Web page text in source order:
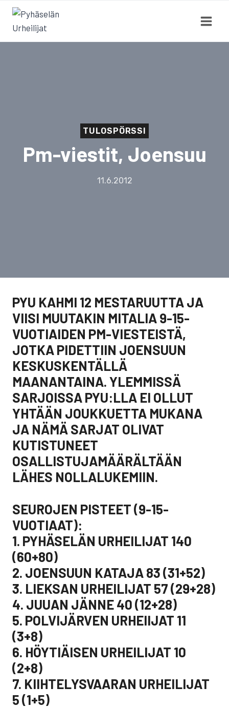
Siirry
sisältöön
TULOSPÖRSSI
Pm-viestit, Joensuu
11.6.2012
PYU KAHMI 12 MESTARUUTTA JA
VIISI MUUTAKIN MITALIA 9-15-
VUOTIAIDEN PM-VIESTEISTÄ,
JOTKA PIDETTIIN JOENSUUN
KESKUSKENTÄLLÄ
MAANANTAINA. YLEMMISSÄ
SARJOISSA PYU:LLA EI OLLUT
YHTÄÄN JOUKKUETTA MUKANA
JA NÄMÄ SARJAT OLIVAT
KUTISTUNEET
OSALLISTUJAMÄÄRÄLTÄÄN
LÄHES NOLLALUKEMIIN.
SEUROJEN PISTEET (9-15-
VUOTIAAT):
1. PYHÄSELÄN URHEILIJAT 140
(60+80)
2. JOENSUUN KATAJA 83 (31+52)
3. LIEKSAN URHEILIJAT 57 (29+28)
4. JUUAN JÄNNE 40 (12+28)
5. POLVIJÄRVEN URHEIIJAT 11
(3+8)
6. HÖYTIÄISEN URHEILIJAT 10
(2+8)
7. KIIHTELYSVAARAN URHEILIJAT
5 (1+5)